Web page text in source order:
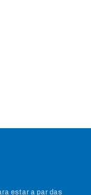
estar a par das